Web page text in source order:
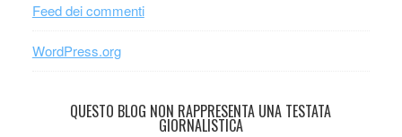
Feed dei commenti
WordPress.org
QUESTO BLOG NON RAPPRESENTA UNA TESTATA
GIORNALISTICA